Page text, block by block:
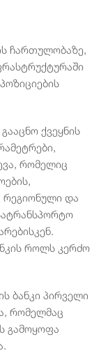
ჩართულობაზე,
ქვეყნის
რომელიც
რეგიონული და
როლს კერძო
ბანკი პირველი
რომელმაც
გამოყოფა